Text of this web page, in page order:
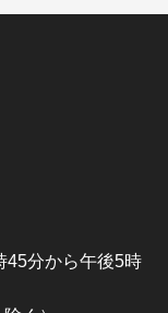
45分から午後5時